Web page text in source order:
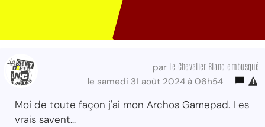
par Le Chevalier Blanc embusqué
le samedi 31 août 2024 à 06h54
Moi de toute façon j'ai mon Archos Gamepad. Les
vrais savent...